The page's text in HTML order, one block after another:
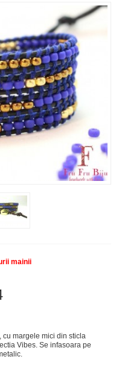
mainii
cu margele mici din sticla
Vibes. Se infasoara pe